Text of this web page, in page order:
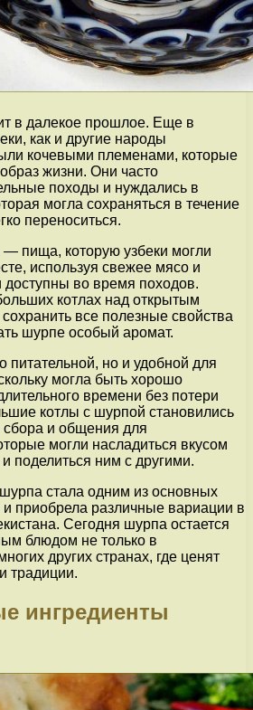
в далекое прошлое. Еще в
как и другие народы
кочевыми племенами, которые
жизни. Они часто
походы и нуждались в
могла сохраняться в течение
переноситься.
пища, которую узбеки могли
используя свежее мясо и
во время походов.
котлах над открытым
все полезные свойства
шурпе особый аромат.
питательной, но и удобной для
могла быть хорошо
времени без потери
котлы с шурпой становились
и общения для
могли насладиться вкусом
поделиться ним с другими.
стала одним из основных
и приобрела различные вариации в
Сегодня шурпа остается
блюдом не только в
других странах, где ценят
традиции.
ингредиенты